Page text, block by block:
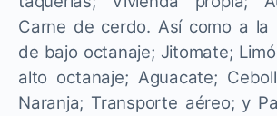
Carne de cerdo. Así como a la
de bajo octanaje; Jitomate;
alto octanaje; Aguacate;
Naranja; Transporte aéreo; y